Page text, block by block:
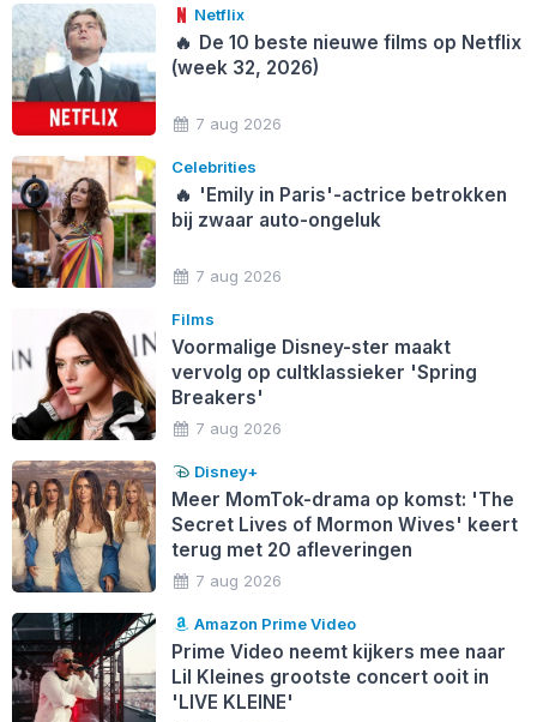
Netflix
🔥 De 10 beste nieuwe films op Netflix
(week 32, 2026)
7 aug 2026
Celebrities
🔥 'Emily in Paris'-actrice betrokken
bij zwaar auto-ongeluk
7 aug 2026
Films
Voormalige Disney-ster maakt
vervolg op cultklassieker 'Spring
Breakers'
7 aug 2026
Disney+
Meer MomTok-drama op komst: 'The
Secret Lives of Mormon Wives' keert
terug met 20 afleveringen
7 aug 2026
Amazon Prime Video
Prime Video neemt kijkers mee naar
Lil Kleines grootste concert ooit in
'LIVE KLEINE'